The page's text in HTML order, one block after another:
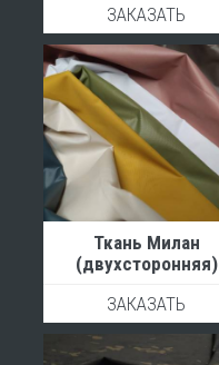
ЗАКАЗАТЬ
Ткань Милан
(двухсторонняя)
ЗАКАЗАТЬ